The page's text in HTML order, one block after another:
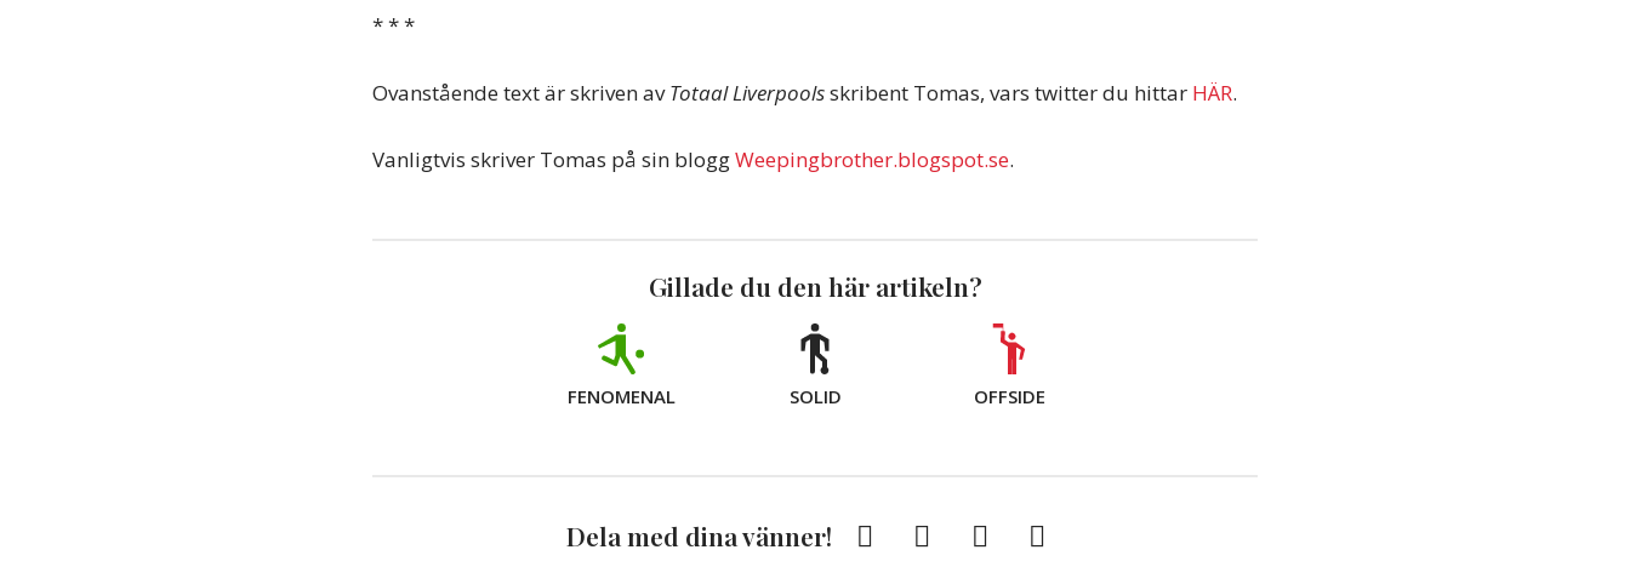
* * *
Ovanstående text är skriven avTotaal Liverpoolsskribent Tomas, vars twitter du hittar HÄR.
Vanligtvis skriver Tomas på sin bloggWeepingbrother.blogspot.se.
Gillade du den här artikeln?
FENOMENAL SOLID OFFSIDE
Dela med dina vänner! FacebookTwitterE-
post